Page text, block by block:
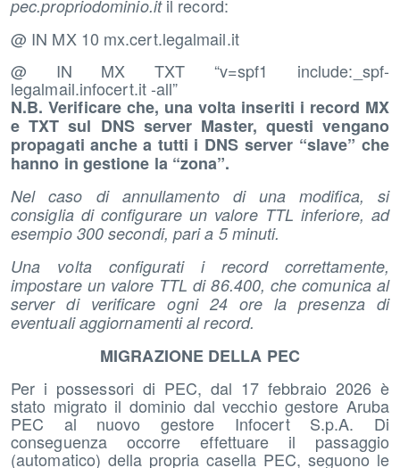
pec.propriodominio.itil record:
@ IN MX 10 mx.cert.legalmail.it
@ IN MX TXT “v=spf1 include:_spf-
legalmail.infocert.it -all”
N.B. Verificare che, una volta inseriti i record MX
e TXT sul DNS server Master, questi vengano
propagati anche a tutti i DNS server “slave” che
hanno in gestione la “zona”.
Nel caso di annullamento di una modifica, si
consiglia di configurare un valore TTL inferiore, ad
esempio 300 secondi, pari a 5 minuti.
Una volta configurati i record correttamente,
impostare un valore TTL di 86.400, che comunica al
server di verificare ogni 24 ore la presenza di
eventuali aggiornamenti al record.
MIGRAZIONE DELLA PEC
Per i possessori di PEC, dal 17 febbraio 2026 è
stato migrato il dominio dal vecchio gestore Aruba
PEC al nuovo gestore Infocert S.p.A. Di
conseguenza occorre effettuare il passaggio
(automatico) della propria casella PEC, seguono le